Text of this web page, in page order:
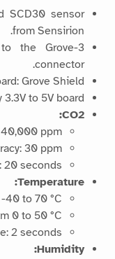
SCD30 sensor
from Sensirion.
the Grove
connector.
Grove Shield.
to 5V board.
CO2:
ppm
30 ppm
20 seconds
Temperature:
40 to 70 °C
0 to 50 °C
2 seconds
Humidity: